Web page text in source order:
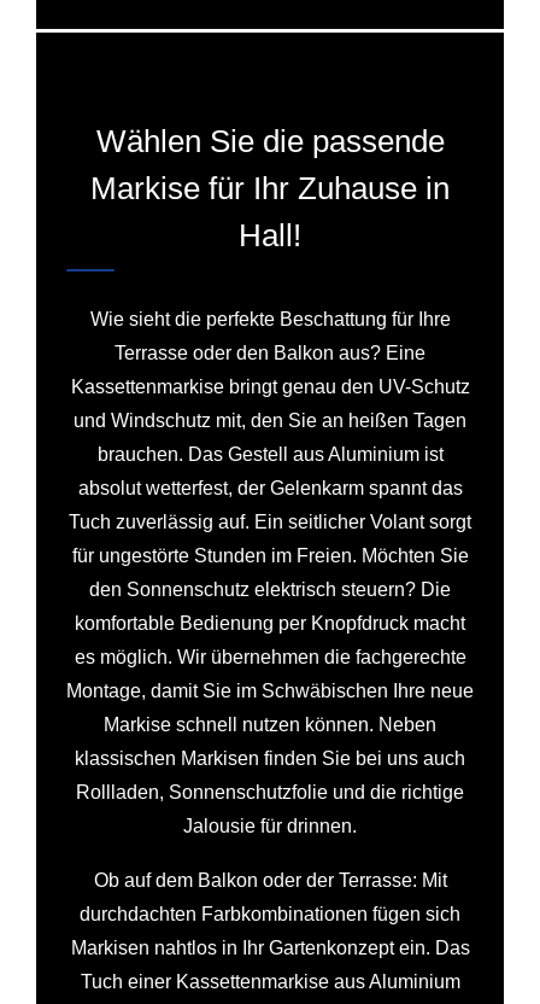
Wählen Sie die passende
Markise für Ihr Zuhause in
Hall!
Wie sieht die perfekte Beschattung für Ihre
Terrasse oder den Balkon aus? Eine
Kassettenmarkise bringt genau den UV-Schutz
und Windschutz mit, den Sie an heißen Tagen
brauchen. Das Gestell aus Aluminium ist
absolut wetterfest, der Gelenkarm spannt das
Tuch zuverlässig auf. Ein seitlicher Volant sorgt
für ungestörte Stunden im Freien. Möchten Sie
den Sonnenschutz elektrisch steuern? Die
komfortable Bedienung per Knopfdruck macht
es möglich. Wir übernehmen die fachgerechte
Montage, damit Sie im Schwäbischen Ihre neue
Markise schnell nutzen können. Neben
klassischen Markisen finden Sie bei uns auch
Rollladen, Sonnenschutzfolie und die richtige
Jalousie für drinnen.
Ob auf dem Balkon oder der Terrasse: Mit
durchdachten Farbkombinationen fügen sich
Markisen nahtlos in Ihr Gartenkonzept ein. Das
Tuch einer Kassettenmarkise aus Aluminium